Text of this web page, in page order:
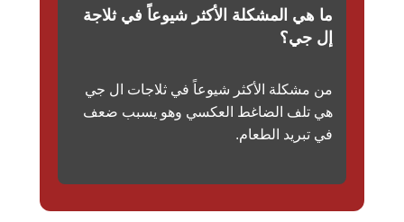
ما هي المشكلة الأكثر شيوعاً في ثلاجة
إل جي؟
من مشكلة الأكثر شيوعاً في ثلاجات ال جي
هي تلف الضاغط العكسي وهو يسبب ضعف
في تبريد الطعام.